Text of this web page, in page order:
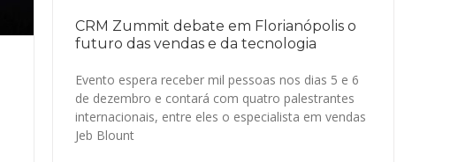
CRM Zummit debate em Florianópolis o
futuro das vendas e da tecnologia
Evento espera receber mil pessoas nos dias 5 e 6
de dezembro e contará com quatro palestrantes
internacionais, entre eles o especialista em vendas
Jeb Blount